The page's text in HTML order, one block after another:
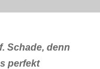
Schade, denn
perfekt